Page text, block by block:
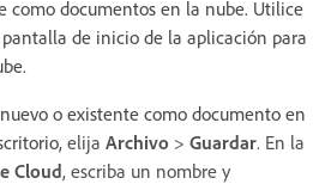
como documentos en la nube. Utilice
de inicio de la aplicación para
o existente como documento en
elija Archivo > Guardar. En la
Cloud, escriba un nombre y